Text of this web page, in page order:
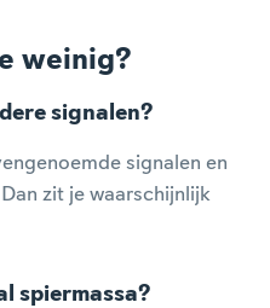
weinig?
signalen?
signalen en
zit je waarschijnlijk
spiermassa?